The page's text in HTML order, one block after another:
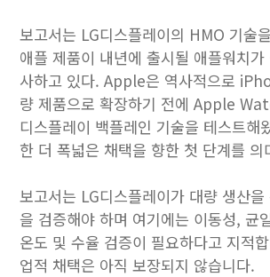
보고서는 LG디스플레이의 HMO 기술
애플 제품이 내년에 출시될 애플워치
사하고 있다. Apple은 역사적으로
량 제품으로 확장하기 전에 Apple
디스플레이 백플레인 기술을 테스트해
한 더 폭넓은 채택을 향한 첫 단계를 의
보고서는 LG디스플레이가 대량 생산
을 검증해야 하며 여기에는 이동성, 균
온도 및 수율 검증이 필요하다고 지적
업적 채택은 아직 보장되지 않습니다.